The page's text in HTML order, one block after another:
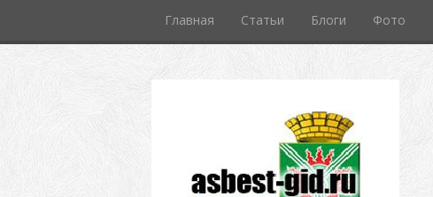
Главная Статьи Блоги Фото